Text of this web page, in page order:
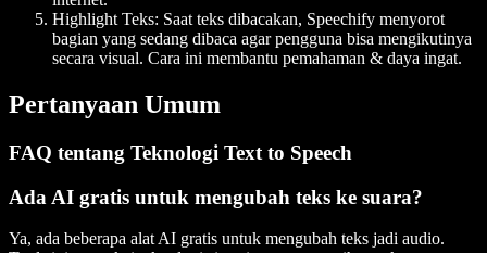
Highlight Teks: Saat teks dibacakan, Speechify menyorot
bagian yang sedang dibaca agar pengguna bisa mengikutinya
secara visual. Cara ini membantu pemahaman & daya ingat.
Pertanyaan Umum
FAQ tentang Teknologi Text to Speech
Ada AI gratis untuk mengubah teks ke suara?
Ya, ada beberapa alat AI gratis untuk mengubah teks jadi audio.